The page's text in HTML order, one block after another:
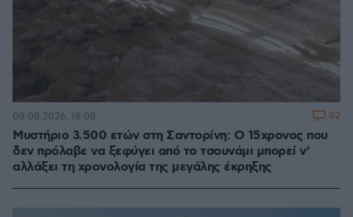
Μυστήριο 3.500 ετών στη Σαντορίνη: Ο 15χρονος που
δεν πρόλαβε να ξεφύγει από το τσουνάμι μπορεί ν'
αλλάξει τη χρονολογία της μεγάλης έκρηξης
08.08.2026, 18:08 82